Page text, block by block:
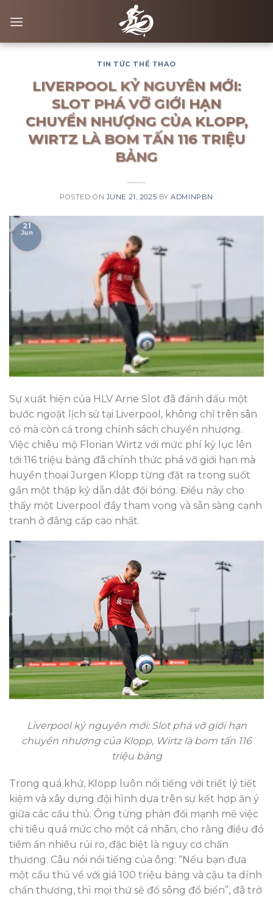
TIN TỨC THỂ THAO
LIVERPOOL KỶ NGUYÊN MỚI:
SLOT PHÁ VỠ GIỚI HẠN
CHUYỂN NHƯỢNG CỦA KLOPP,
WIRTZ LÀ BOM TẤN 116 TRIỆU
BẢNG
POSTED ONJUNE 21, 2025 BYADMINPBN
21
Jun
Sự xuất hiện của HLV Arne Slot đã đánh dấu một
bước ngoặt lịch sử tại Liverpool, không chỉ trên sân
cỏ mà còn cả trong chính sách chuyển nhượng.
Việc chiêu mộ Florian Wirtz với mức phí kỷ lục lên
tới 116 triệu bảng đã chính thức phá vỡ giới hạn mà
huyền thoại Jurgen Klopp từng đặt ra trong suốt
gần một thập kỷ dẫn dắt đội bóng. Điều này cho
thấy một Liverpool đầy tham vọng và sẵn sàng cạnh
tranh ở đẳng cấp cao nhất.
Liverpool kỷ nguyên mới: Slot phá vỡ giới hạn
chuyển nhượng của Klopp, Wirtz là bom tấn 116
triệu bảng
Trong quá khứ, Klopp luôn nổi tiếng với triết lý tiết
kiệm và xây dựng đội hình dựa trên sự kết hợp ăn ý
giữa các cầu thủ. Ông từng phản đối mạnh mẽ việc
chi tiêu quá mức cho một cá nhân, cho rằng điều đó
tiềm ẩn nhiều rủi ro, đặc biệt là nguy cơ chấn
thương. Câu nói nổi tiếng của ông: “Nếu bạn đưa
một cầu thủ về với giá 100 triệu bảng và cậu ta dính
chấn thương, thì mọi thứ sẽ đổ sông đổ biển”, đã trở